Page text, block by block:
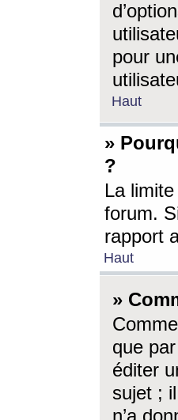
pour
Haut
»
?
La
forum.
rapport
Haut
»
que
éditer
sujet ;